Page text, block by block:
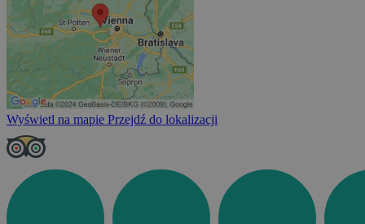
Wyświetl na mapie Przejdź do lokalizacji